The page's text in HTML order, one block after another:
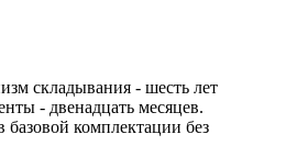
складывания - шесть лет
- двенадцать месяцев.
базовой комплектации без